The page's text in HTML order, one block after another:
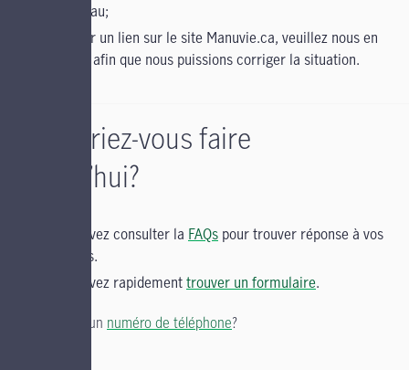
de nouveau;
cliqué sur un lien sur le site Manuvie.ca, veuillez nous en
informer afin que nous puissions corriger la situation.
Qu’aimeriez-vous faire
aujourd’hui?
Vous pouvez consulter la FAQs pour trouver réponse à vos
questions.
Vous pouvez rapidementtrouver un formulaire.
Vous cherchez un numéro de téléphone?